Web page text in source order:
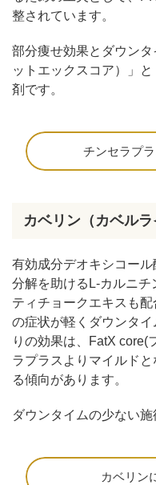
整されています。
部分痩せ効果とダウン
ットエックスコア）」
剤です。
チンセラプ
カベリン（カベルラ
有効成分デオキシコー
分解を助けるL-カルニ
ティチョークエキスも
の症状が軽くダウンタ
りの効果は、FatX core(
ラプラスよりマイルド
る傾向があります。
ダウンタイムの少ない
カベリン